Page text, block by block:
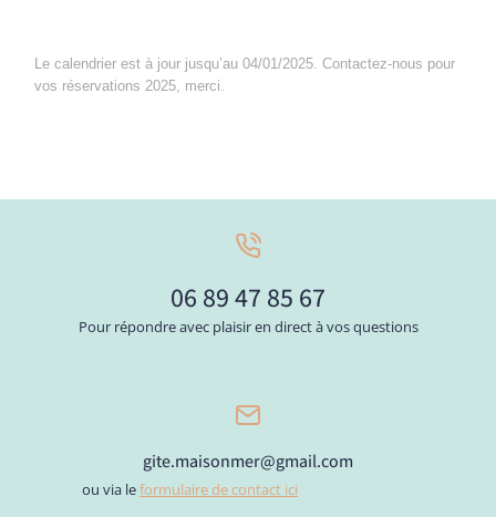
Le calendrier est à jour jusqu’au 04/01/2025. Contactez-nous pour
vos réservations 2025, merci.
06 89 47 85 67
Pour répondre avec plaisir en direct à vos questions
gite.maisonmer@gmail.com
ou via leformulaire de contact ici